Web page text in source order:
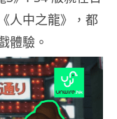
人中之龍》，都
體驗。